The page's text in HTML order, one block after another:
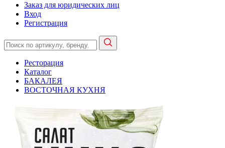
Заказ для юридических лиц
Вход
Регистрация
Ресторация
Каталог
БАКАЛЕЯ
ВОСТОЧНАЯ КУХНЯ